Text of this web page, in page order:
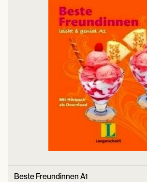
Beste Freundinnen A1